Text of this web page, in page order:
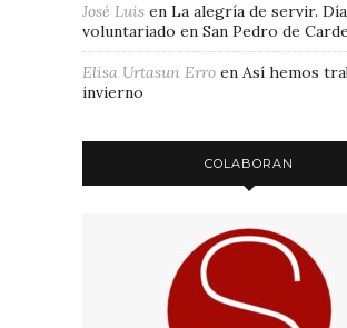
José Luis en La alegría de servir.
voluntariado en San Pedro de
Elisa Urtasun Erro en Así hemos
invierno
COLABORAN